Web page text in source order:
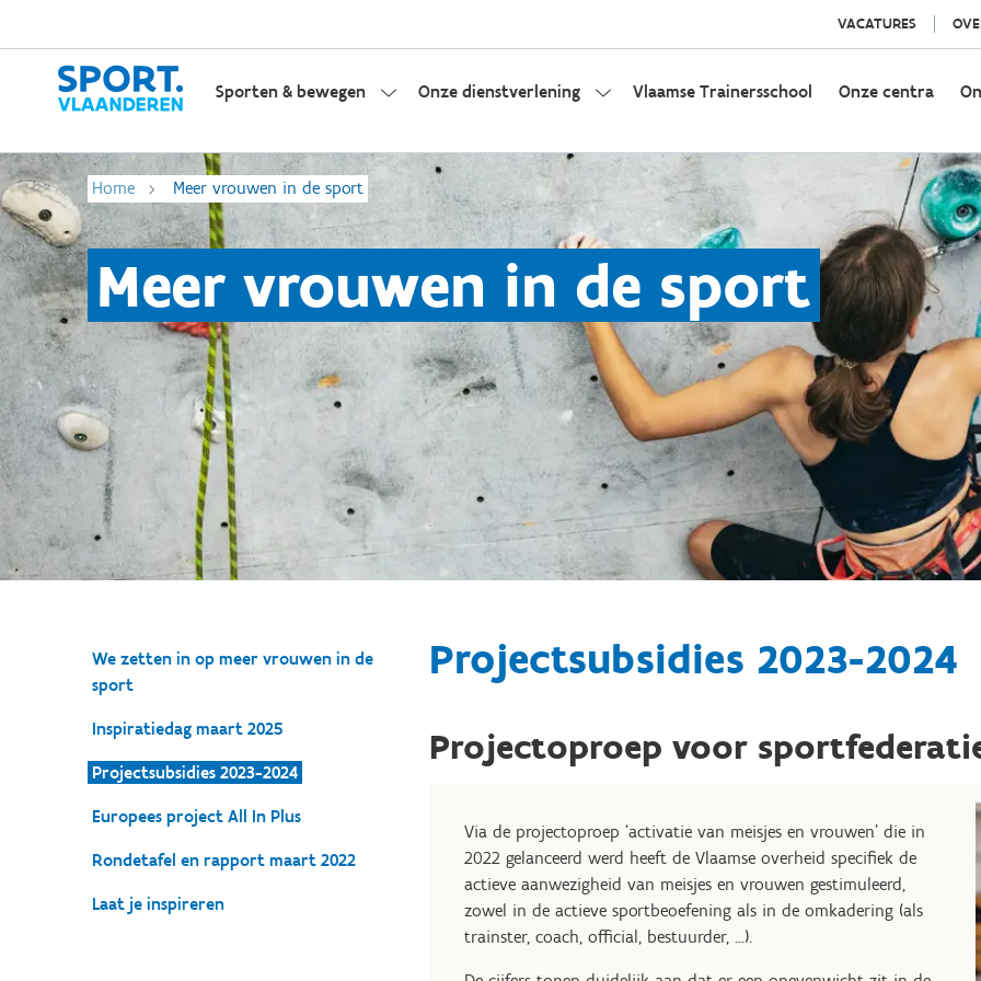
VACATURES
Sporten & bewegen Onze dienstverlening Vlaamse Trainersschool Onze centra
Home Meer vrouwen in de sport
Meer vrouwen in de sport
We zetten in op meer vrouwen in de
sport
Inspiratiedag maart 2025
Projectsubsidies 2023-2024
Europees project All In Plus
Rondetafel en rapport maart 2022
Laat je inspireren
Projectsubsidies 2023-2024
Projectoproep voor
Via de projectoproep ‘activatie van meisjes en vrouwen’ die in
2022 gelanceerd werd heeft de Vlaamse overheid specifiek de
actieve aanwezigheid van meisjes en vrouwen gestimuleerd,
zowel in de actieve sportbeoefening als in de omkadering (als
trainster, coach, official, bestuurder, ...).